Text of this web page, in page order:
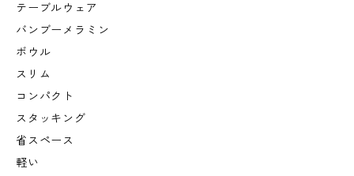
テーブルウェア
バンブーメラミン
ボウル
スリム
コンパクト
スタッキング
省スペース
軽い